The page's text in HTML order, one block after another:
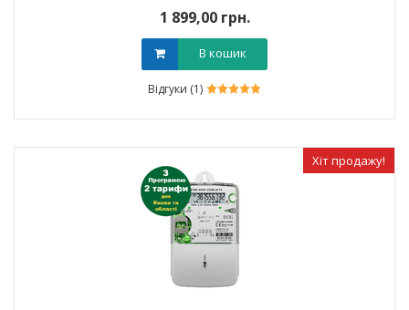
1 899,00 грн.
В кошик
Відгуки (1)
Хіт продажу!